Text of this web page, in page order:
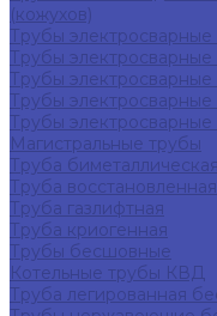
(кожухов)
Трубы
Трубы электросварные
Трубы электросварные
Трубы
Трубы
Магистральные трубы
Труба биметаллическая
Труба восстановленная
Труба газлифтная
Труба криогенная
Трубы бесшовные
Котельные трубы КВД
Труба легированная